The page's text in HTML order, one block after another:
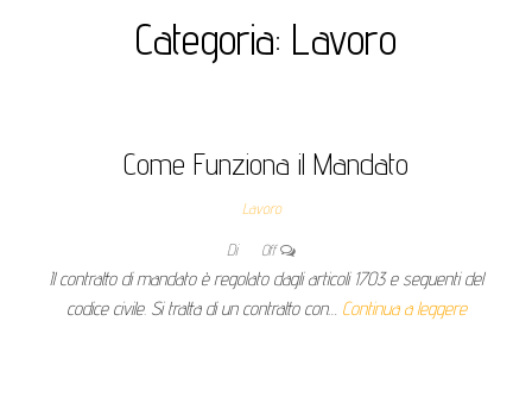
Categoria: Lavoro
Come Funziona il Mandato
Lavoro
Di Off
Il contratto di mandato è regolato dagli articoli 1703 e seguenti del
codice civile. Si tratta di un contratto con… Continua a leggere